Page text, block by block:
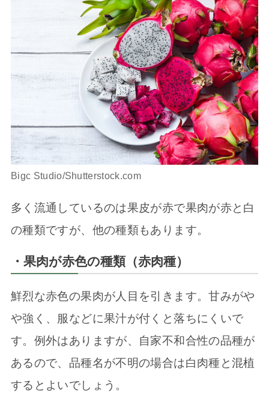
Bigc Studio/Shutterstock.com
多く流通しているのは果皮が赤で果肉が赤と白
の種類ですが、他の種類もあります。
・果肉が赤色の種類（赤肉種）
鮮烈な赤色の果肉が人目を引きます。甘みがや
や強く、服などに果汁が付くと落ちにくいで
す。例外はありますが、自家不和合性の品種が
あるので、品種名が不明の場合は白肉種と混植
するとよいでしょう。